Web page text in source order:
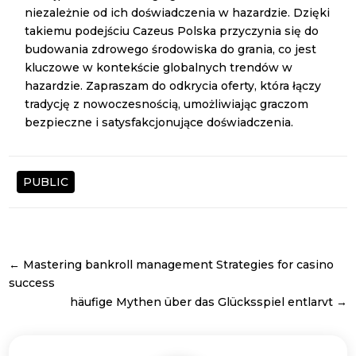
niezależnie od ich doświadczenia w hazardzie. Dzięki
takiemu podejściu Cazeus Polska przyczynia się do
budowania zdrowego środowiska do grania, co jest
kluczowe w kontekście globalnych trendów w
hazardzie. Zapraszam do odkrycia oferty, która łączy
tradycję z nowoczesnością, umożliwiając graczom
bezpieczne i satysfakcjonujące doświadczenia.
PUBLIC
← Mastering bankroll management Strategies for casino
success
häufige Mythen über das Glücksspiel entlarvt→